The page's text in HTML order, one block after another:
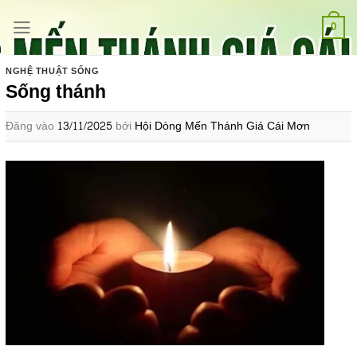
qua
nội
dung
0
NGHỆ THUẬT SỐNG
Sống thánh
Đăng vào 13/11/2025 bởi Hội Dòng Mến Thánh Giá Cái Mơn